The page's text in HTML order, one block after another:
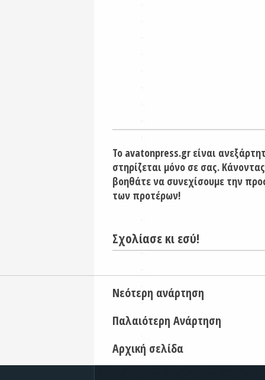
Το avatonpress.gr είναι
στηρίζεται μόνο σε σας.
βοηθάτε να συνεχίσουμε την
των προτέρων!
Σχολίασε κι εσύ!
Νεότερη ανάρτηση
Παλαιότερη Ανάρτηση
Αρχική σελίδα